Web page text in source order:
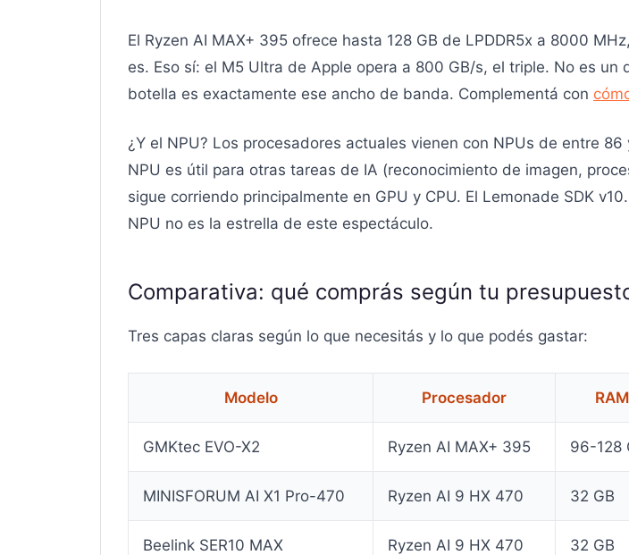
El Ryzen AI MAX+ 395 ofrece hasta 128 GB de LPDDR5x a 8000
es. Eso sí: el M5 Ultra de Apple opera a 800 GB/s, el triple. No es
botella es exactamente ese ancho de banda. Complementá con
¿Y el NPU? Los procesadores actuales vienen con NPUs de entre
NPU es útil para otras tareas de IA (reconocimiento de imagen,
sigue corriendo principalmente en GPU y CPU. El Lemonade SDK
NPU no es la estrella de este espectáculo.
Comparativa: qué comprás según tu
Tres capas claras según lo que necesitás y lo que podés gastar:
Modelo Procesador RAM
GMKtec EVO-X2 Ryzen AI MAX+ 395 96-128
MINISFORUM AI X1 Pro-470 Ryzen AI 9 HX 470 32 GB
Beelink SER10 MAX Ryzen AI 9 HX 470 32 GB